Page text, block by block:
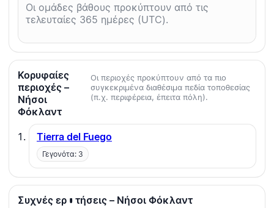
Οι ομάδες βάθους προκύπτουν από τις
τελευταίες 365 ημέρες (UTC).
Κορυφαίες
περιοχές –
Νήσοι
Φόκλαντ
Οι περιοχές προκύπτουν από τα πιο
συγκεκριμένα διαθέσιμα πεδία τοποθεσίας
(π.χ. περιφέρεια, έπειτα πόλη).
Tierra del Fuego
Γεγονότα: 3
Συχνές ερωτήσεις – Νήσοι Φόκλαντ